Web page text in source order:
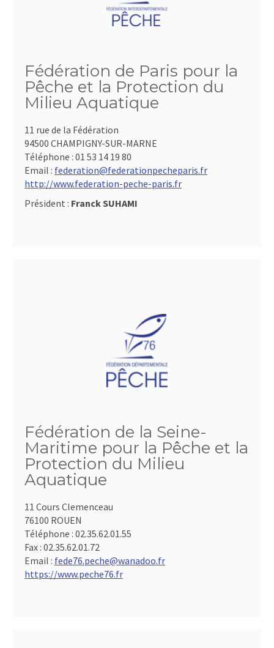
Fédération de Paris pour la
Pêche et la Protection du
Milieu Aquatique
11 rue de la Fédération
94500 CHAMPIGNY-SUR-MARNE
Téléphone : 01 53 14 19 80
Email : federation@federationpecheparis.fr
http://www.federation-peche-paris.fr
Président : Franck SUHAMI
Fédération de la Seine-
Maritime pour la Pêche et la
Protection du Milieu
Aquatique
11 Cours Clemenceau
76100 ROUEN
Téléphone : 02.35.62.01.55
Fax : 02.35.62.01.72
Email : fede76.peche@wanadoo.fr
https://www.peche76.fr